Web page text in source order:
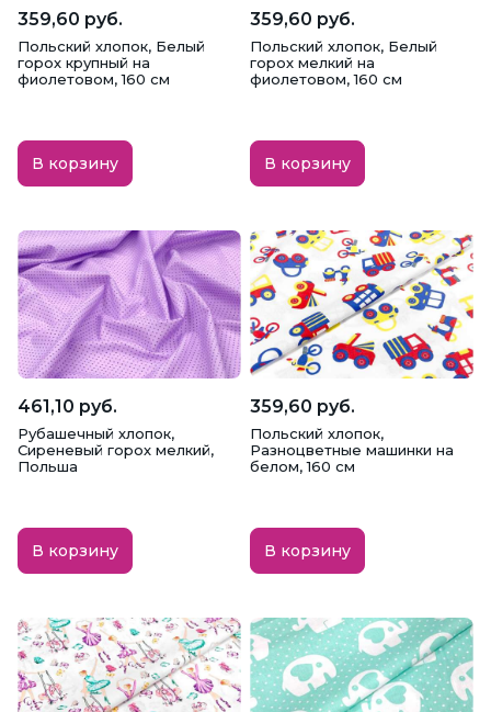
359,60 руб.
Польский хлопок, Белый
горох крупный на
фиолетовом, 160 см
В корзину
359,60 руб.
Польский хлопок, Белый
горох мелкий на
фиолетовом, 160 см
В корзину
461,10 руб.
Рубашечный хлопок,
Сиреневый горох мелкий,
Польша
В корзину
359,60 руб.
Польский хлопок,
Разноцветные машинки на
белом, 160 см
В корзину